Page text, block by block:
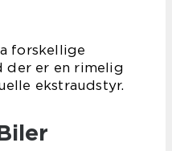
forskellige
der er en rimelig
ekstraudstyr.